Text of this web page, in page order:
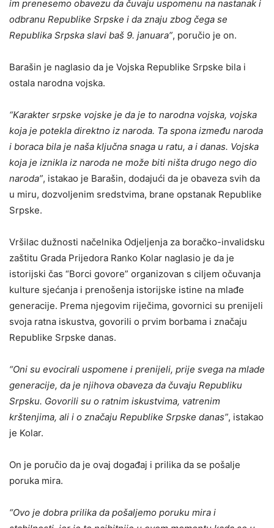
im prenesemo obavezu da čuvaju uspomenu na nastanak i
odbranu Republike Srpske i da znaju zbog čega se
Republika Srpska slavi baš 9. januara”, poručio je on.
Barašin je naglasio da je Vojska Republike Srpske bila i
ostala narodna vojska.
“Karakter srpske vojske je da je to narodna vojska, vojska
koja je potekla direktno iz naroda. Ta spona između naroda
i boraca bila je naša ključna snaga u ratu, a i danas. Vojska
koja je iznikla iz naroda ne može biti ništa drugo nego dio
naroda”, istakao je Barašin, dodajući da je obaveza svih da
u miru, dozvoljenim sredstvima, brane opstanak Republike
Srpske.
Vršilac dužnosti načelnika Odjeljenja za boračko-invalidsku
zaštitu Grada Prijedora Ranko Kolar naglasio je da je
istorijski čas “Borci govore” organizovan s ciljem očuvanja
kulture sjećanja i prenošenja istorijske istine na mlađe
generacije. Prema njegovim riječima, govornici su prenijeli
svoja ratna iskustva, govorili o prvim borbama i značaju
Republike Srpske danas.
“Oni su evocirali uspomene i prenijeli, prije svega na mlade
generacije, da je njihova obaveza da čuvaju Republiku
Srpsku. Govorili su o ratnim iskustvima, vatrenim
krštenjima, ali i o značaju Republike Srpske danas”, istakao
je Kolar.
On je poručio da je ovaj događaj i prilika da se pošalje
poruka mira.
“Ovo je dobra prilika da pošaljemo poruku mira i